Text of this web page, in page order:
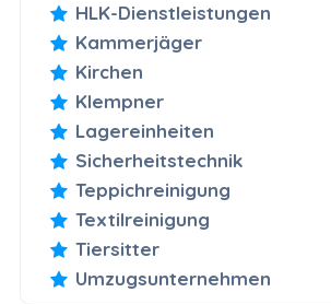
HLK-Dienstleistungen
Kammerjäger
Kirchen
Klempner
Lagereinheiten
Sicherheitstechnik
Teppichreinigung
Textilreinigung
Tiersitter
Umzugsunternehmen